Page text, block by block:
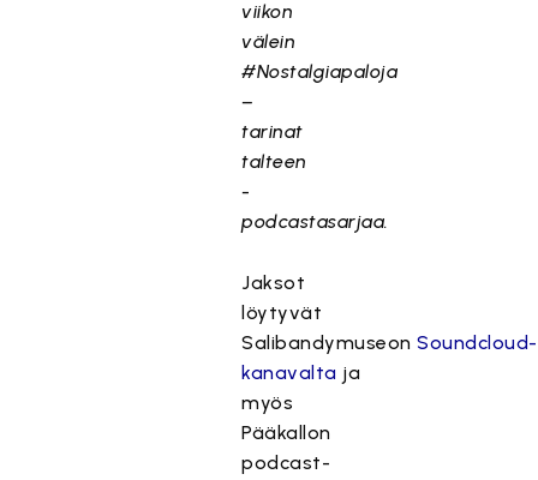
viikon
välein
#Nostalgiapaloja
–
tarinat
talteen
-
podcastasarjaa.
Jaksot
löytyvät
SalibandymuseonSoundcloud-
kanavalta ja
myös
Pääkallon
podcast-